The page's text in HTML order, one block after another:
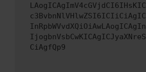
CiAgfQp9